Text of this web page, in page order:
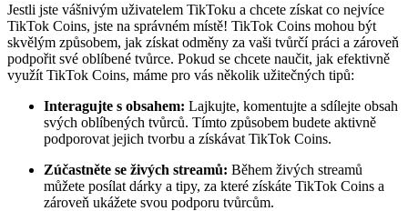
Jestli jste vášnivým uživatelem TikToku a chcete získat co nejvíce
TikTok Coins, jste na správném místě! TikTok Coins mohou být
skvělým způsobem, jak získat odměny za vaši tvůrčí práci a zároveň
podpořit své oblíbené tvůrce. Pokud se chcete naučit, jak efektivně
využít TikTok Coins, máme pro vás několik užitečných tipů:
Interagujte s obsahem: Lajkujte, komentujte a sdílejte obsah
svých oblíbených tvůrců. Tímto způsobem budete aktivně
podporovat jejich tvorbu a získávat TikTok Coins.
Zúčastněte se živých streamů: Během živých streamů
můžete posílat dárky a tipy, za které získáte TikTok Coins a
zároveň ukážete svou podporu tvůrcům.